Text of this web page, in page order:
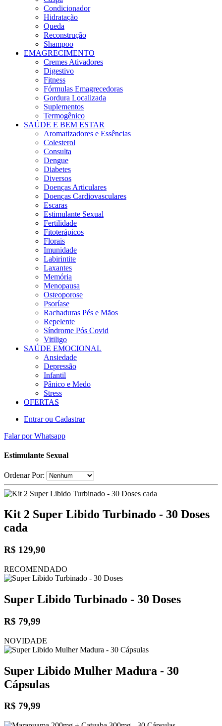
Condicionador
Hidratação
Queda
Reconstrução
Shampoo
EMAGRECIMENTO
Cremes Ativadores
Digestivo
Fitness
Fórmulas Emagrecedoras
Gordura Localizada
Suplementos
Termogênico
SAÚDE E BEM ESTAR
Aromatizadores e Essências
Colesterol
Consulta
Dengue
Diabetes
Diversos
Doenças Articulares
Doenças Cardiovasculares
Escaras
Estimulante Sexual
Fertilidade
Fitoterápicos
Florais
Imunidade
Labirintite
Laxantes
Memória
Menopausa
Osteoporose
Psoríase
Rachaduras Pés e Mãos
Repelente
Síndrome Pós Covid
Vitiligo
SAÚDE EMOCIONAL
Ansiedade
Depressão
Infantil
Pânico e Medo
Stress
OFERTAS
Entrar ou Cadastrar
Falar por Whatsapp
Estimulante Sexual
Ordenar Por:
Kit 2 Super Libido Turbinado - 30 Doses
cada
R$ 129,90
RECOMENDADO
Super Libido Turbinado - 30 Doses
R$ 79,99
NOVIDADE
Super Libido Mulher Madura - 30
Cápsulas
R$ 79,99